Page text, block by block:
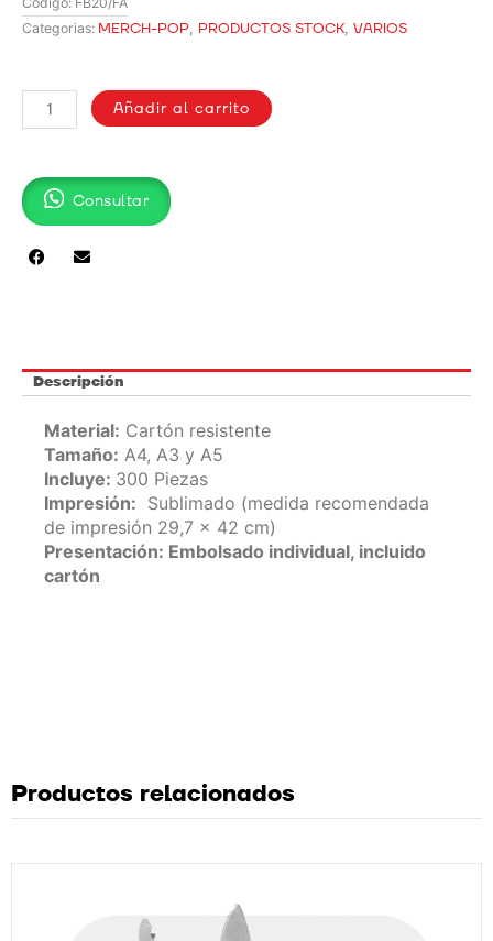
Categorias: MERCH-POP, PRODUCTOS STOCK, VARIOS
FB-
cantidad
Añadir al carrito
Consultar
Descripción
Material: Cartón resistente
Tamaño: A4, A3 y A5
Incluye: 300 Piezas
Impresión: Sublimado (medida recomendada
de impresión 29,7 x 42 cm)
Presentación: Embolsado individual, incluido
cartón
Productos relacionados